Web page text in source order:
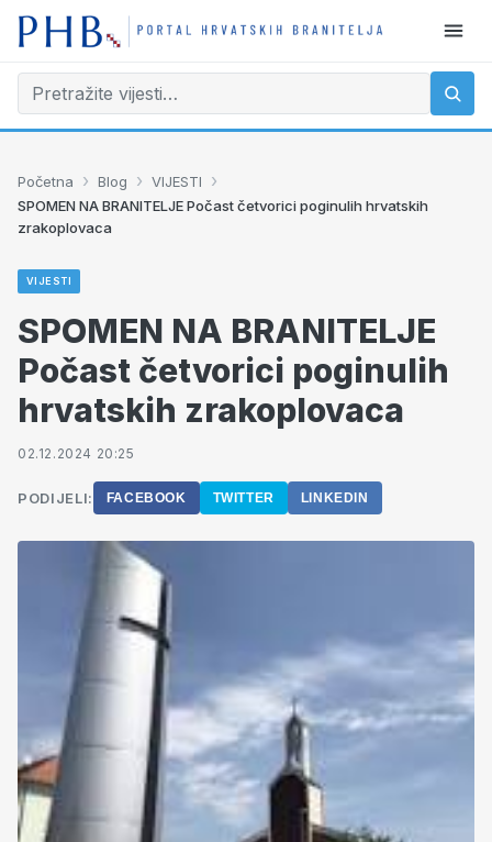
Početna › Blog › VIJESTI ›
SPOMEN NA BRANITELJE Počast četvorici poginulih hrvatskih
zrakoplovaca
VIJESTI
SPOMEN NA BRANITELJE
Počast četvorici poginulih
hrvatskih zrakoplovaca
02.12.2024 20:25
PODIJELI: FACEBOOK TWITTER LINKEDIN